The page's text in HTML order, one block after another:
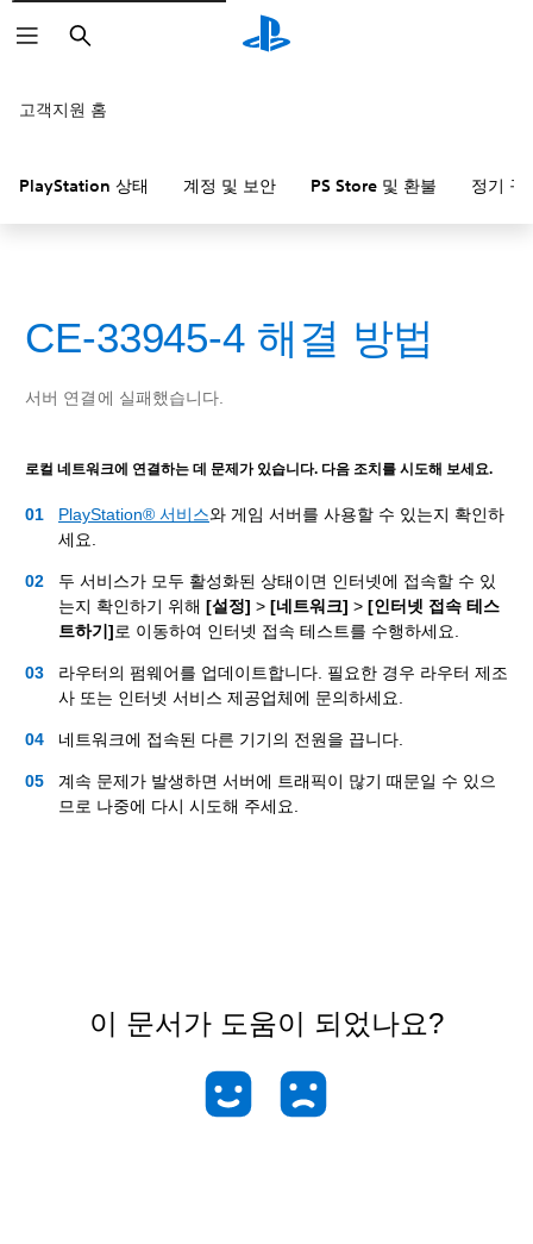
검
색
고객지원 홈
PlayStation 상태 계정 및 보안 PS Store 및 환불 정기 구
CE-33945-4 해결 방법
서버 연결에 실패했습니다.
로컬 네트워크에 연결하는 데 문제가 있습니다. 다음 조치를 시도해 보세요.
PlayStation® 서비스와 게임 서버를 사용할 수 있는지 확인하
세요.
두 서비스가 모두 활성화된 상태이면 인터넷에 접속할 수 있
는지 확인하기 위해 [설정] > [네트워크] > [인터넷 접속 테스
트하기]로 이동하여 인터넷 접속 테스트를 수행하세요.
라우터의 펌웨어를 업데이트합니다. 필요한 경우 라우터 제조
사 또는 인터넷 서비스 제공업체에 문의하세요.
네트워크에 접속된 다른 기기의 전원을 끕니다.
계속 문제가 발생하면 서버에 트래픽이 많기 때문일 수 있으
므로 나중에 다시 시도해 주세요.
이 문서가 도움이 되었나요?